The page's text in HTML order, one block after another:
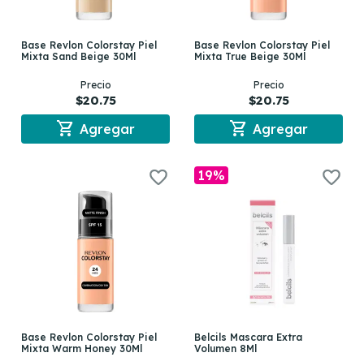
Base Revlon Colorstay Piel
Mixta Sand Beige 30Ml
Precio
$20.75
shopping_cart Agregar
Base Revlon Colorstay Piel
Mixta True Beige 30Ml
Precio
$20.75
shopping_cart Agregar
Base Revlon Colorstay Piel
Mixta Warm Honey 30Ml
19%
Belcils Mascara Extra
Volumen 8Ml